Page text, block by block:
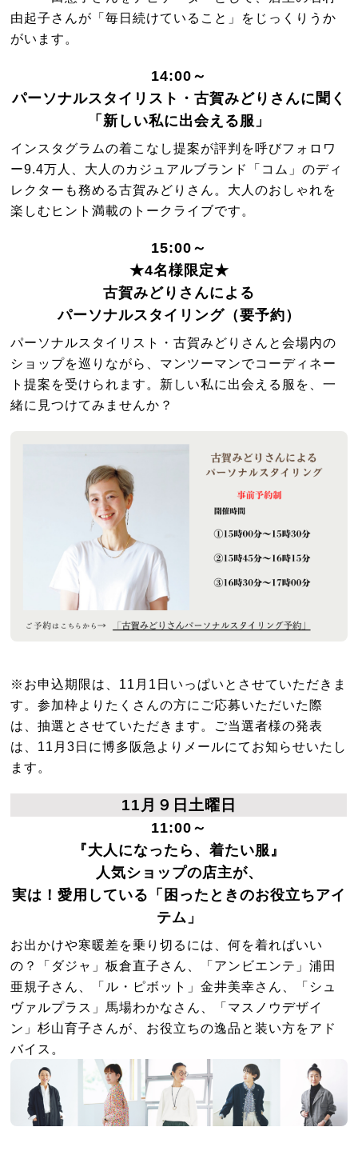
由起子さんが「毎日続けていること」をじっくりうか
がいます。
14:00～
パーソナルスタイリスト・古賀みどりさんに聞く
「新しい私に出会える服」
インスタグラムの着こなし提案が評判を呼びフォロワ
ー9.4万人、大人のカジュアルブランド「コム」のディ
レクターも務める古賀みどりさん。大人のおしゃれを
楽しむヒント満載のトークライブです。
15:00～
★4名様限定★
古賀みどりさんによる
パーソナルスタイリング（要予約）
パーソナルスタイリスト・古賀みどりさんと会場内の
ショップを巡りながら、マンツーマンでコーディネー
ト提案を受けられます。新しい私に出会える服を、一
緒に見つけてみませんか？
※お申込期限は、11月1日いっぱいとさせていただきま
す。参加枠よりたくさんの方にご応募いただいた際
は、抽選とさせていただきます。ご当選者様の発表
は、11月3日に博多阪急よりメールにてお知らせいたし
ます。
11月９日土曜日
11:00～
『大人になったら、着たい服』
人気ショップの店主が、
実は！愛用している「困ったときのお役立ちアイ
テム」
お出かけや寒暖差を乗り切るには、何を着ればいい
の？「ダジャ」板倉直子さん、「アンビエンテ」浦田
亜規子さん、「ル・ピボット」金井美幸さん、「シュ
ヴァルプラス」馬場わかなさん、「マスノウデザイ
ン」杉山育子さんが、お役立ちの逸品と装い方をアド
バイス。